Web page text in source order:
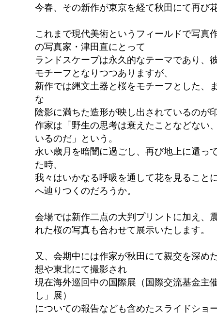
今春、その新作が東京を経て秋田にて再び
これまで現代美術というフィールドで写真
の写真家・津田直にとって
ランドスケープは永久的なテーマであり、
モチーフとなりつつありますが、
新作では縄文土器と桜をモチーフとした、
な
陰影に満ちた造形が映し出されているのが
作家は「野生の思考は衰えたことなどない
いるのだ」という。
永い歳月を暗闇に過ごし、再び地上に還っ
た時、
我々はいかなる呼吸を通して花を見ること
へ辿りつくのだろうか。
会場では新作二点の大判プリントに加え、
れた桜の写真も合わせて展示いたします。
又、会期中には作家が秋田にて親交を深め
想や東北にて撮影され
現在海外巡回中の国際展（国際交流基金主
し」展）
についての報告なども含めたスライドショ